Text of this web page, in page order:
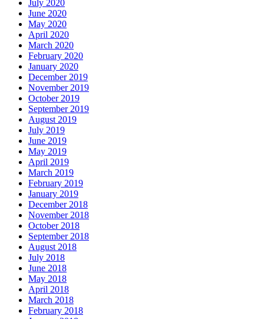
July 2020
June 2020
May 2020
April 2020
March 2020
February 2020
January 2020
December 2019
November 2019
October 2019
September 2019
August 2019
July 2019
June 2019
May 2019
April 2019
March 2019
February 2019
January 2019
December 2018
November 2018
October 2018
September 2018
August 2018
July 2018
June 2018
May 2018
April 2018
March 2018
February 2018